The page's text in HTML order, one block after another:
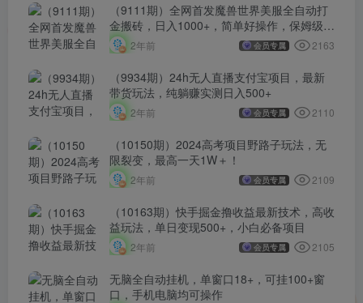
（9111期）全网首发魔兽世界美服全自动打
金搬砖，日入1000+，简单好操作，保姆级教
学
2年前 会员专属 2163
（9934期）24h无人直播支付宝项目，最新
带货玩法，纯躺赚实测日入500+
2年前 会员专属 2110
（10150期）2024高考项目野路子玩法，无
限裂变，最高一天1W＋！
2年前 会员专属 2109
（10163期）快手掘金撸收益最新技术，高收
益玩法，单日变现500+，小白必备项目
2年前 会员专属 2105
无脑全自动挂机，单窗口18+，可挂100+窗
口，手机电脑均可操作